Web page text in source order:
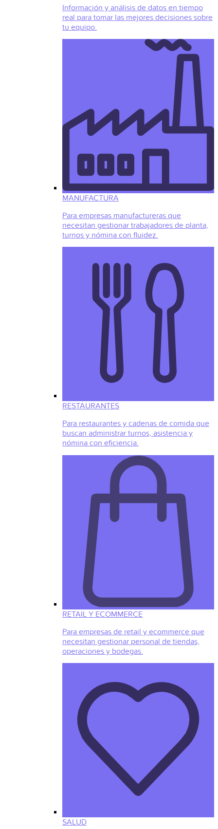
Información y análisis de datos en tiempo
real para tomar las mejores decisiones sobre
tu equipo.
MANUFACTURA
Para empresas manufactureras que
necesitan gestionar trabajadores de planta,
turnos y nómina con fluidez.
RESTAURANTES
Para restaurantes y cadenas de comida que
buscan administrar turnos, asistencia y
nómina con eficiencia.
RETAIL Y ECOMMERCE
Para empresas de retail y ecommerce que
necesitan gestionar personal de tiendas,
operaciones y bodegas.
SALUD